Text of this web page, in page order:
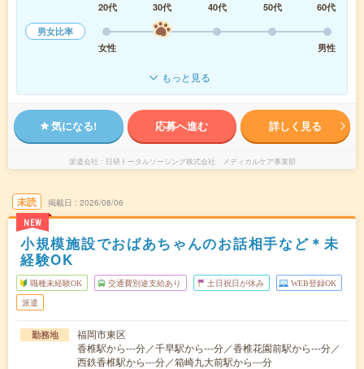
20代
30代 40代 50代
60代
男女比率
女性
男性
もっと見る
気になる! 応募へ進む 詳しく見る
派遣会社 日研トータルソーシング株式会社 メディカルケア事業部
未読
NEW
掲載日 2026/08/06
小規模施設でおばあちゃんのお話相手など＊未
経験OK
職種未経験OK 交通費別途支給あり 土日祝日が休み WEB登録OK
派遣
勤務地
福岡市東区
香椎駅から---分／千早駅から---分／香椎花園前駅から---分／
西鉄香椎駅から---分／箱崎九大前駅から---分